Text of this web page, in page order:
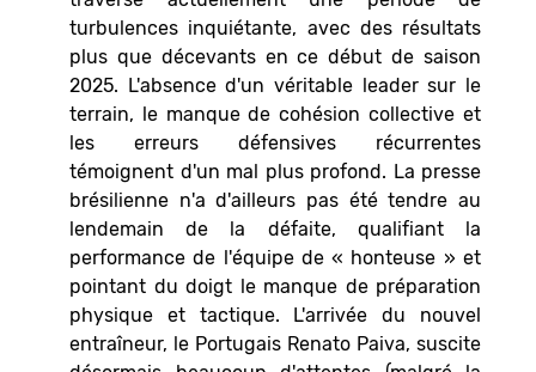
turbulences inquiétante, avec des résultats
plus que décevants en ce début de saison
2025. L'absence d'un véritable leader sur le
terrain, le manque de cohésion collective et
les erreurs défensives récurrentes
témoignent d'un mal plus profond. La presse
brésilienne n'a d'ailleurs pas été tendre au
lendemain de la défaite, qualifiant la
performance de l'équipe de « honteuse » et
pointant du doigt le manque de préparation
physique et tactique. L'arrivée du nouvel
entraîneur, le Portugais Renato Paiva, suscite